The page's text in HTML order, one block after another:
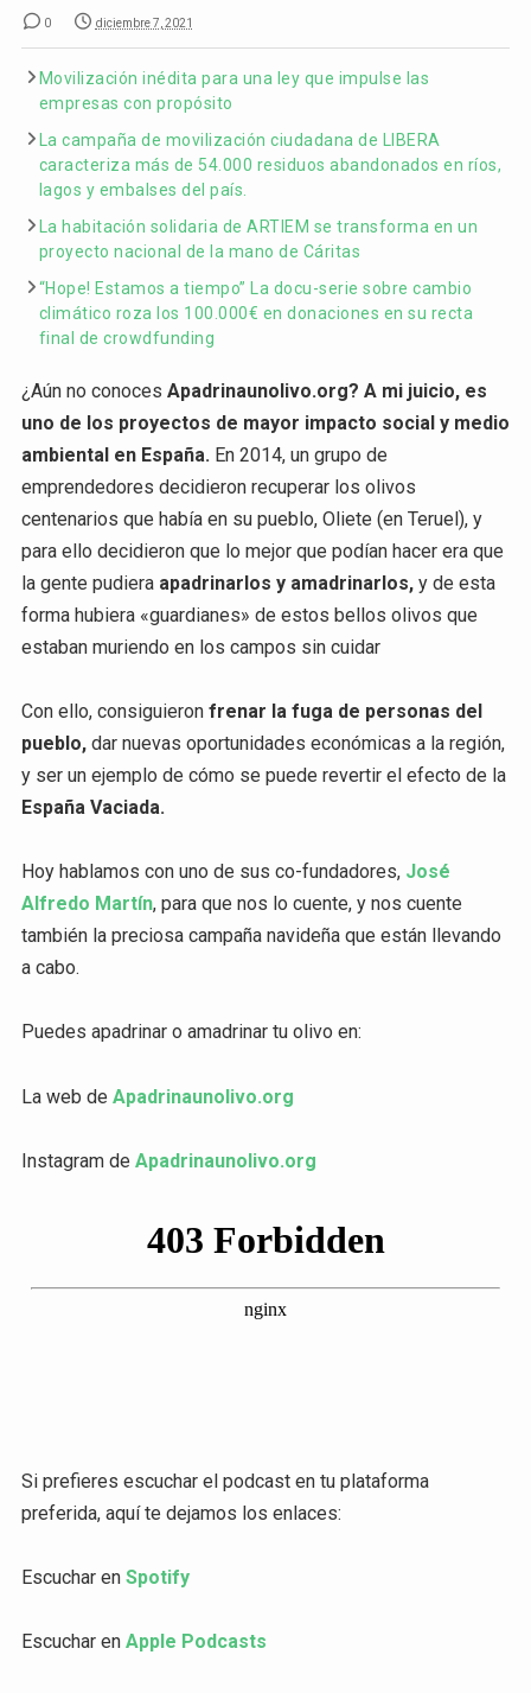
0 diciembre 7, 2021
Movilización inédita para una ley que impulse las
empresas con propósito
La campaña de movilización ciudadana de LIBERA
caracteriza más de 54.000 residuos abandonados en ríos,
lagos y embalses del país.
La habitación solidaria de ARTIEM se transforma en un
proyecto nacional de la mano de Cáritas
“Hope! Estamos a tiempo” La docu-serie sobre cambio
climático roza los 100.000€ en donaciones en su recta
final de crowdfunding
¿Aún no conoces Apadrinaunolivo.org? A mi juicio, es
uno de los proyectos de mayor impacto social y medio
ambiental en España. En 2014, un grupo de
emprendedores decidieron recuperar los olivos
centenarios que había en su pueblo, Oliete (en Teruel), y
para ello decidieron que lo mejor que podían hacer era que
la gente pudiera apadrinarlos y amadrinarlos,y de esta
forma hubiera «guardianes» de estos bellos olivos que
estaban muriendo en los campos sin cuidar
Con ello, consiguieron frenar la fuga de personas del
pueblo, dar nuevas oportunidades económicas a la región,
y ser un ejemplo de cómo se puede revertir el efecto de la
España Vaciada.
Hoy hablamos con uno de sus co-fundadores, José
Alfredo Martín, para que nos lo cuente, y nos cuente
también la preciosa campaña navideña que están llevando
a cabo.
Puedes apadrinar o amadrinar tu olivo en:
La web de Apadrinaunolivo.org
Instagram de Apadrinaunolivo.org
Si prefieres escuchar el podcast en tu plataforma
preferida, aquí te dejamos los enlaces:
Escuchar enSpotify
Escuchar en Apple Podcasts